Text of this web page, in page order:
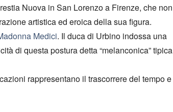
Nuova in San Lorenzo a Firenze, che non
artistica ed eroica della sua figura.
Medici. Il duca di Urbino indossa una
di questa postura detta “melanconica” tipica
rappresentano il trascorrere del tempo e